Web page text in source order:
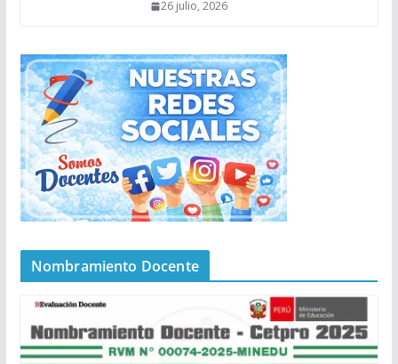
26 julio, 2026
Nombramiento Docente